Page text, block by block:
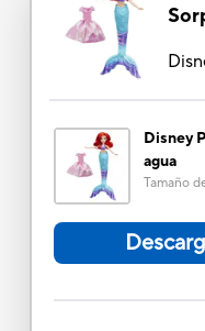
Disney
agua
Tamaño